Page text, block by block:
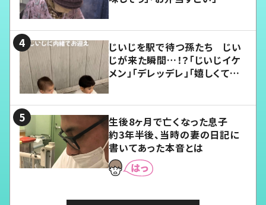
じいじを駅で待つ孫たち じい
じが来た瞬間…！？「じいじイケ
メン」「デレッデレ」「嬉しくて可
生後8ヶ月で亡くなった息子
約3年半後、当時の妻の日記に
書いてあった本音とは